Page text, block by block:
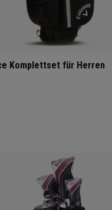
Komplettset für Herren